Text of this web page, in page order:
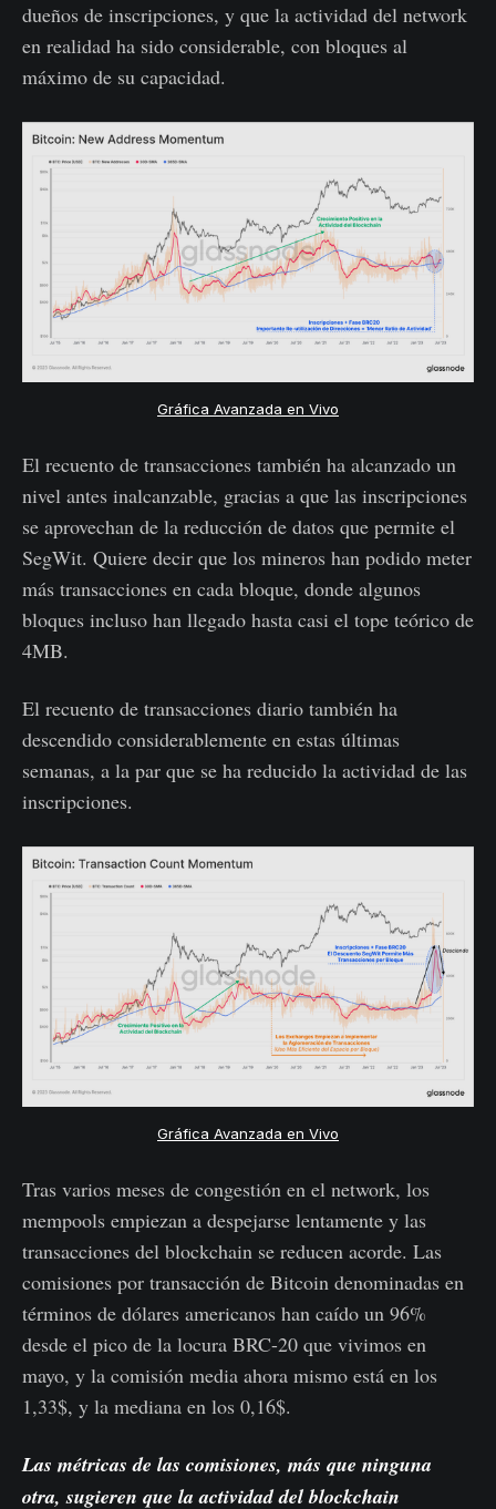
dueños de inscripciones, y que la actividad del network
en realidad ha sido considerable, con bloques al
máximo de su capacidad.
Gráfica Avanzada en Vivo
El recuento de transacciones también ha alcanzado un
nivel antes inalcanzable, gracias a que las inscripciones
se aprovechan de la reducción de datos que permite el
SegWit. Quiere decir que los mineros han podido meter
más transacciones en cada bloque, donde algunos
bloques incluso han llegado hasta casi el tope teórico de
4MB.
El recuento de transacciones diario también ha
descendido considerablemente en estas últimas
semanas, a la par que se ha reducido la actividad de las
inscripciones.
Gráfica Avanzada en Vivo
Tras varios meses de congestión en el network, los
mempools empiezan a despejarse lentamente y las
transacciones del blockchain se reducen acorde. Las
comisiones por transacción de Bitcoin denominadas en
términos de dólares americanos han caído un 96%
desde el pico de la locura BRC-20 que vivimos en
mayo, y la comisión media ahora mismo está en los
1,33$, y la mediana en los 0,16$.
Las métricas de las comisiones, más que ninguna
otra, sugieren que la actividad del blockchain